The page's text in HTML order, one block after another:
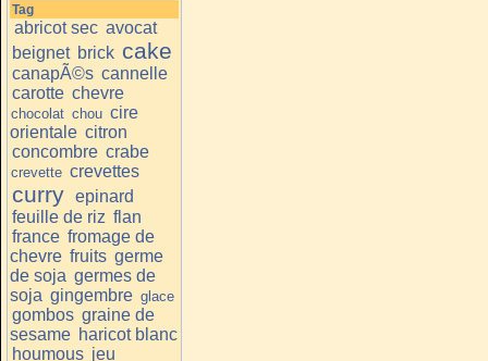
Tag
abricot sec avocat
beignet brick cake
canapÃ©s cannelle
carotte chevre
chocolat chou cire
orientale citron
concombre crabe
crevette crevettes
curry epinard
feuille de riz flan
france fromage de
chevre fruits germe
de soja germes de
soja gingembre glace
gombos graine de
sesame haricot blanc
houmous jeu